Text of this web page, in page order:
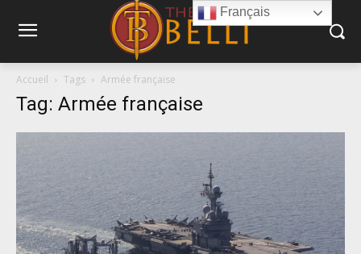
Accueil Tags Armée française
Tag: Armée française
Français